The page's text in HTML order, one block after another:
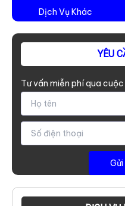
Dịch Vụ Khác
YÊU
Tư vấn miễn phí qua